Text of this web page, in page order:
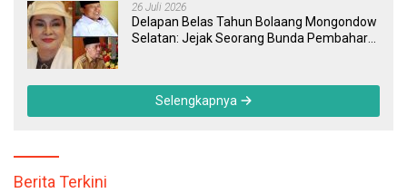
26 Juli 2026
Delapan Belas Tahun Bolaang Mongondow
Selatan: Jejak Seorang Bunda Pembaharu
Selengkapnya
Berita Terkini